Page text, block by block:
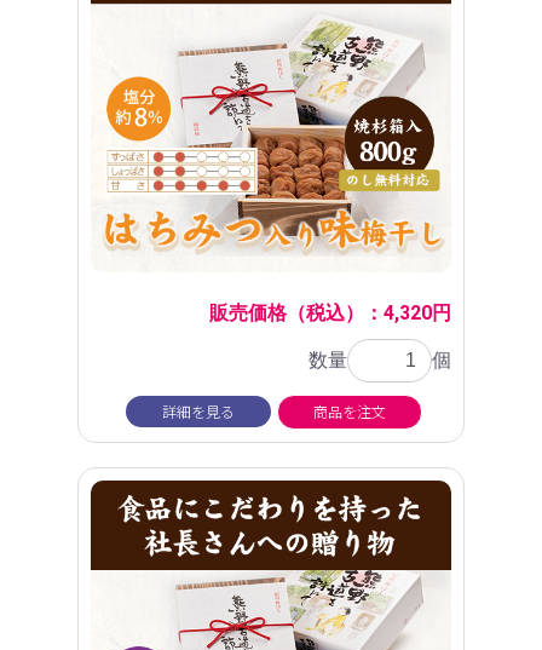
販売価格（税込）：4,320円
数量 個
詳細を見る 商品を注文